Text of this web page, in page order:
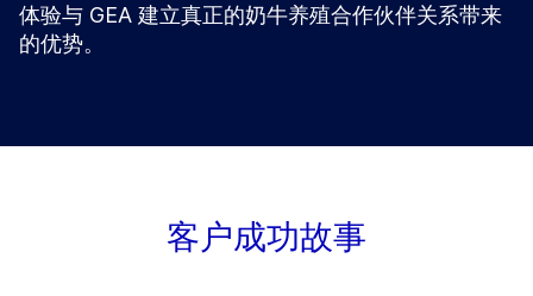
体验与 GEA 建立真正的奶牛养殖合作伙伴关系带来
的优势。
客户成功故事